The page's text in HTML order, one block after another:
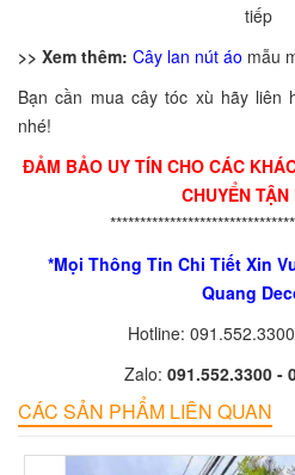
tiếp
>> Xem thêm: Cây lan nút áo mẫu
Bạn cần mua cây tóc xù hãy liên
nhé!
ĐẢM BẢO UY TÍN CHO CÁC
CHUYỂN TẬN
*Mọi Thông Tin Chi Tiết Xin
Quang
Hotline: 091.552.3300
Zalo: 091.552.3300 -
CÁC SẢN PHẨM LIÊN QUAN